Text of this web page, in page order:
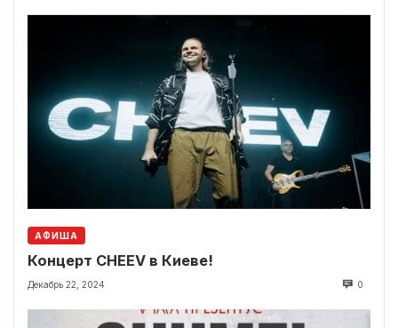
АФИША
Концерт CHEEV в Киеве!
Декабрь 22, 2024 0